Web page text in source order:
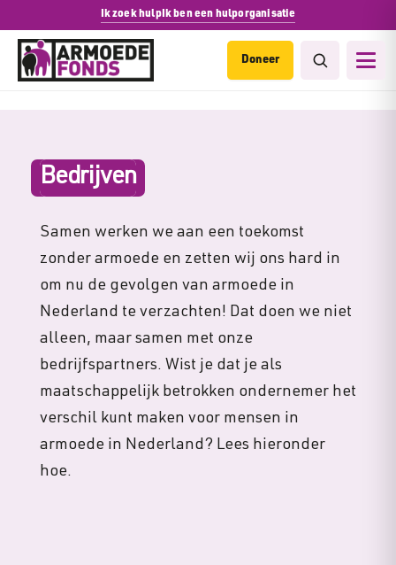
Ik zoek hulpIk ben een hulporganisatie
Doneer
Bedrijven
Samen werken we aan een toekomst
zonder armoede en zetten wij ons hard in
om nu de gevolgen van armoede in
Nederland te verzachten! Dat doen we niet
alleen, maar samen met onze
bedrijfspartners. Wist je dat je als
maatschappelijk betrokken ondernemer het
verschil kunt maken voor mensen in
armoede in Nederland? Lees hieronder
hoe.